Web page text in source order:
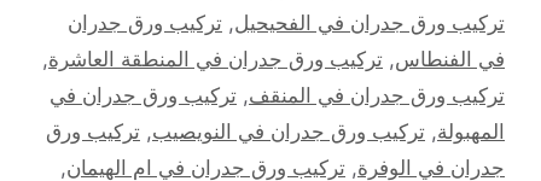
تركيب ورق جدران في الفحيحيل, تركيب ورق جدران
في الفنطاس, تركيب ورق جدران في المنطقة العاشرة,
تركيب ورق جدران في المنقف, تركيب ورق جدران في
المهبولة, تركيب ورق جدران في النويصيب, تركيب ورق
جدران في الوفرة, تركيب ورق جدران في ام الهيمان,